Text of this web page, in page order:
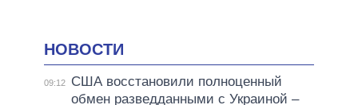
НОВОСТИ
09:12
США восстановили полноценный
обмен разведданными с Украиной –